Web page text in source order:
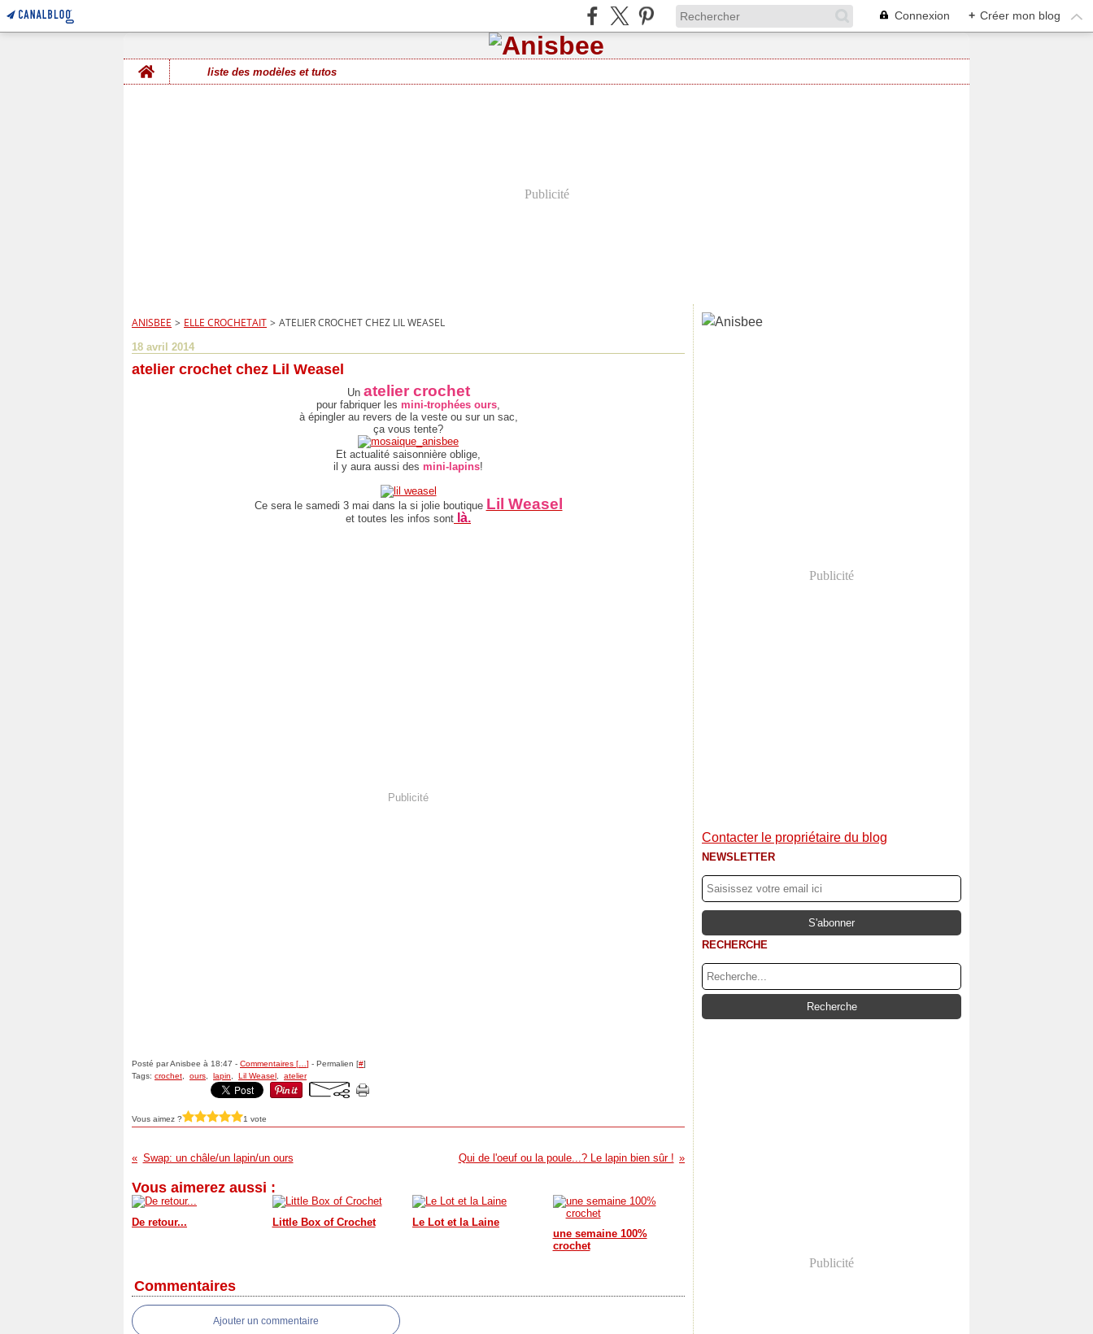
Connexion + Créer mon blog
Home
liste des modèles et tutos
Publicité
ANISBEE > ELLE CROCHETAIT > ATELIER CROCHET CHEZ LIL WEASEL
18 avril 2014
atelier crochet chez Lil Weasel
Un atelier crochet
pour fabriquer les mini-trophées ours,
à épingler au revers de la veste ou sur un sac,
ça vous tente?
Et actualité saisonnière oblige,
il y aura aussi des mini-lapins!
Ce sera le samedi 3 mai dans la si jolie boutique Lil Weasel
et toutes les infos sont là.
Publicité
Posté par Anisbee à 18:47 - Commentaires [ ] - Permalien [#]
Tags: crochet ours lapin Lil Weasel atelier
Vous aimez ? 1 vote
Swap: un châle/un lapin/un ours Qui de l'oeuf ou la poule...? Le lapin bien sûr !
Vous aimerez aussi :
De retour... Little Box of Crochet
Le Lot et la Laine
une semaine 100%
crochet
Commentaires
Ajouter un commentaire
Publicité
Contacter le propriétaire du blog
NEWSLETTER
RECHERCHE
Publicité